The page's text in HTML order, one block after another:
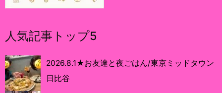
人気記事トップ5
2026.8.1★お友達と夜ごはん/東京ミッドタウン
日比谷